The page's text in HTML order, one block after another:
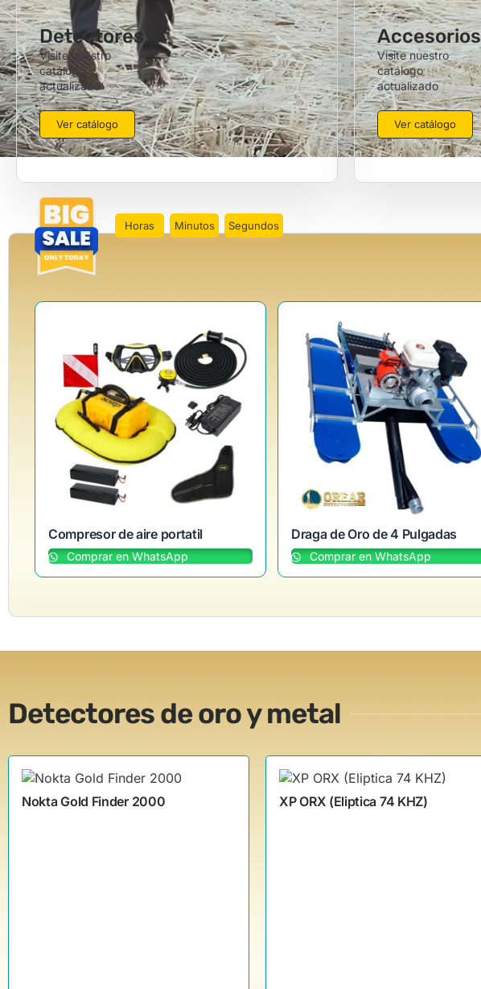
Detectores
Visite nuestro
catálogo
actualizado
Ver catálogo
Accesorios
Visite nuestro
catálogo
actualizado
Ver catálogo
Horas Minutos Segundos
Compresor de aire portatil
Comprar en WhatsApp
Draga de Oro de 4 Pulgadas
Comprar en WhatsApp
Detectores de oro y metal
Nokta Gold Finder 2000 XP ORX (Eliptica 74 KHZ)